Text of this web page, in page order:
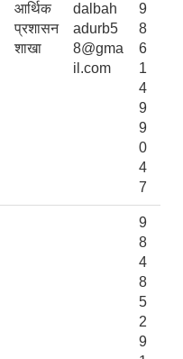
आर्थिक
प्रशासन
शाखा
dalbah
adurb5
8@gma
il.com
9
8
6
1
4
9
9
0
4
7
9
8
4
8
5
2
9